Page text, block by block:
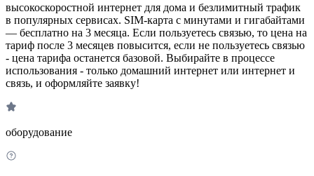
высокоскоростной интернет для дома и безлимитный трафик
в популярных сервисах. SIM-карта с минутами и гигабайтами
— бесплатно на 3 месяца. Если пользуетесь связью, то цена на
тариф после 3 месяцев повысится, если не пользуетесь связью
- цена тарифа останется базовой. Выбирайте в процессе
использования - только домашний интернет или интернет и
связь, и оформляйте заявку!
оборудование